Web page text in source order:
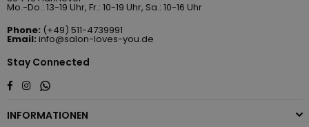
Mo.-Do.: 13-19 Uhr, Fr.: 10-19 Uhr, Sa.: 10-16 Uhr
Phone: (+49) 511-4739991
Email: info@salon-loves-you.de
Stay Connected
Facebook
InstagramWhatsapp
INFORMATIONEN